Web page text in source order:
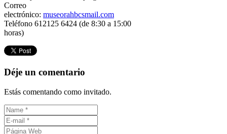
Correo
electrónico: museorahbcsmail.com
Teléfono 612125 6424 (de 8:30 a 15:00
horas)
Déje un comentario
Estás comentando como invitado.